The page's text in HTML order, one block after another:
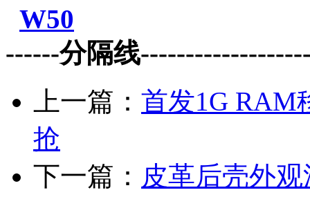
W50
------分隔线
上一篇： 首发1G RAM
抢
下一篇： 皮革后壳外